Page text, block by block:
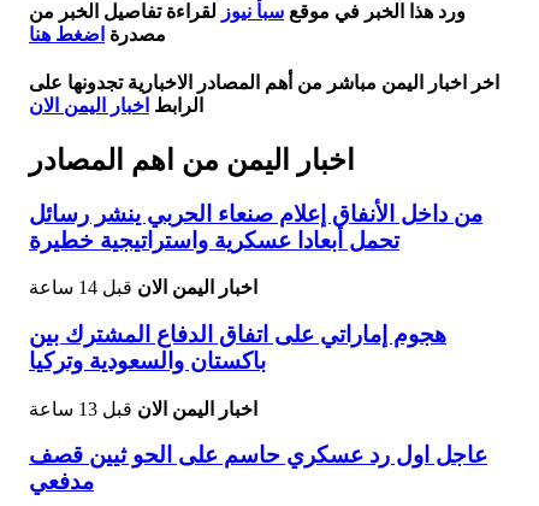
ورد هذا الخبر في موقع سبأ نيوز لقراءة تفاصيل الخبر من
مصدرة اضغط هنا
اخر اخبار اليمن مباشر من أهم المصادر الاخبارية تجدونها على
الرابط اخبار اليمن الان
اخبار اليمن من اهم المصادر
من داخل الأنفاق إعلام صنعاء الحربي ينشر رسائل
تحمل أبعادا عسكرية واستراتيجية خطيرة
اخبار اليمن الان قبل 14 ساعة
هجوم إماراتي على اتفاق الدفاع المشترك بين
باكستان والسعودية وتركيا
اخبار اليمن الان قبل 13 ساعة
عاجل اول رد عسكري حاسم على الحو ثيين قصف
مدفعي